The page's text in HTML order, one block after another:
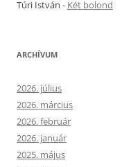
Túri István - Két bolond
ARCHÍVUM
2026. július
2026. március
2026. február
2026. január
2025. május